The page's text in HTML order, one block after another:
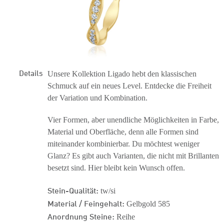
Details Unsere Kollektion Ligado hebt den klassischen
Schmuck auf ein neues Level. Entdecke die Freiheit
der Variation und Kombination.
Vier Formen, aber unendliche Möglichkeiten in Farbe,
Material und Oberfläche, denn alle Formen sind
miteinander kombinierbar. Du möchtest weniger
Glanz? Es gibt auch Varianten, die nicht mit Brillanten
besetzt sind. Hier bleibt kein Wunsch offen.
Stein-Qualität: tw/si
Material / Feingehalt: Gelbgold 585
Anordnung Steine: Reihe